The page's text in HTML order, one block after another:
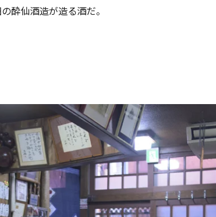
酔仙酒造が造る酒だ。